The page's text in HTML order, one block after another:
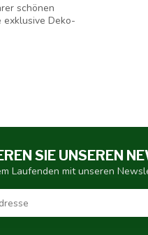
schönen
exklusive Deko-
SIE UNSEREN
Laufenden mit unseren